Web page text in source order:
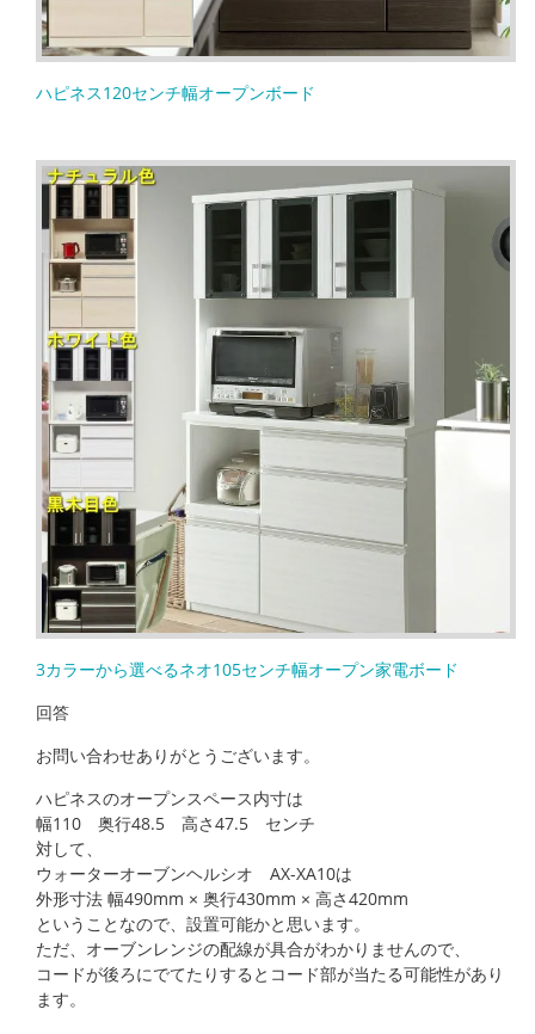
ハピネス120センチ幅オープンボード
3カラーから選べるネオ105センチ幅オープン家電ボード
回答
お問い合わせありがとうございます。
ハピネスのオープンスペース内寸は
幅110 奥行48.5 高さ47.5 センチ
対して、
ウォーターオーブンヘルシオ AX-XA10は
外形寸法 幅490mm × 奥行430mm × 高さ420mm
ということなので、設置可能かと思います。
ただ、オーブンレンジの配線が具合がわかりませんので、
コードが後ろにでてたりするとコード部が当たる可能性があり
ます。